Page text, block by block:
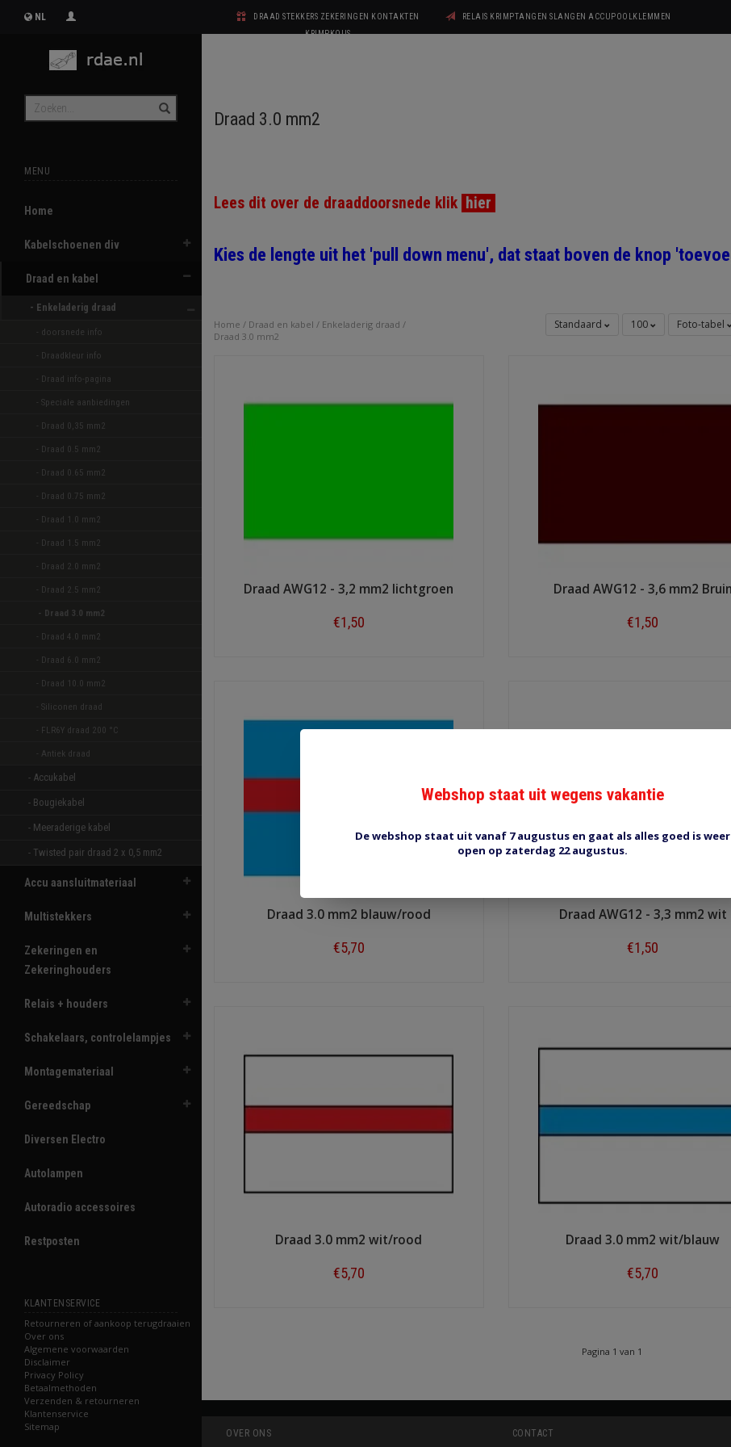
NL
DRAAD STEKKERS ZEKERINGEN KONTAKTEN
KRIMPKOUS
RELAIS KRIMPTANGEN SLANGEN ACCUPOOLKLEMMEN
MENU
Home
Kabelschoenen div
Draad en kabel
- Enkeladerig draad
- doorsnede info
- Draadkleur info
- Draad info-pagina
- Speciale aanbiedingen
- Draad 0,35 mm2
- Draad 0.5 mm2
- Draad 0.65 mm2
- Draad 0.75 mm2
- Draad 1.0 mm2
- Draad 1.5 mm2
- Draad 2.0 mm2
- Draad 2.5 mm2
- Draad 3.0 mm2
- Draad 4.0 mm2
- Draad 6.0 mm2
- Draad 10.0 mm2
- Siliconen draad
- FLR6Y draad 200 °C
- Antiek draad
- Accukabel
- Bougiekabel
- Meeraderige kabel
- Twisted pair draad 2 x 0,5 mm2
Accu aansluitmateriaal
Multistekkers
Zekeringen en
Zekeringhouders
Relais + houders
Schakelaars, controlelampjes
Montagemateriaal
Gereedschap
Diversen Electro
Autolampen
Autoradio accessoires
Restposten
KLANTENSERVICE
Retourneren of aankoop terugdraaien
Over ons
Algemene voorwaarden
Disclaimer
Privacy Policy
Betaalmethoden
Verzenden & retourneren
Klantenservice
Sitemap
Draad 3.0 mm2
Lees dit over de draaddoorsnede klik hier
Kies de lengte uit het 'pull down menu', dat staat boven de knop
Home / Draad en kabel / Enkeladerig draad /
Draad 3.0 mm2
Standaard 100 Foto-tabel
Draad AWG12 - 3,2 mm2 lichtgroen
€1,50
Draad AWG12 - 3,6 mm2 Bruin
€1,50
Draad 3.0 mm2 blauw/rood
€5,70
Draad AWG12 - 3,3 mm2 wit
€1,50
Draad 3.0 mm2 wit/rood
€5,70
Draad 3.0 mm2 wit/blauw
€5,70
Pagina 1 van 1
OVER ONS CONTACT
Webshop staat uit wegens vakantie
De webshop staat uit vanaf 7 augustus en gaat als alles goed is weer
open op zaterdag 22 augustus.